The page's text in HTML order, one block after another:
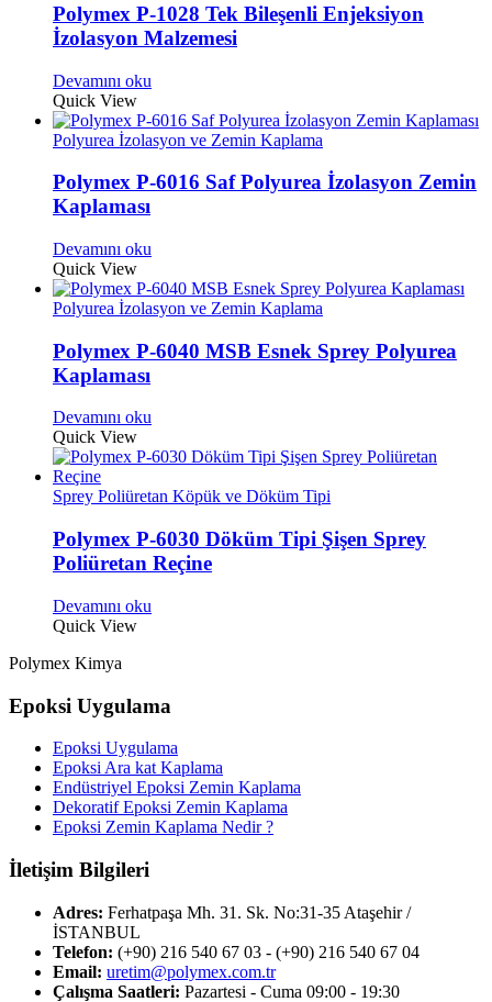
Polymex P-1028 Tek Bileşenli Enjeksiyon
İzolasyon Malzemesi
Devamını oku
Quick View
Polyurea İzolasyon ve Zemin Kaplama
Polymex P-6016 Saf Polyurea İzolasyon Zemin
Kaplaması
Devamını oku
Quick View
Polyurea İzolasyon ve Zemin Kaplama
Polymex P-6040 MSB Esnek Sprey Polyurea
Kaplaması
Devamını oku
Quick View
Sprey Poliüretan Köpük ve Döküm Tipi
Polymex P-6030 Döküm Tipi Şişen Sprey
Poliüretan Reçine
Devamını oku
Quick View
Polymex Kimya
Epoksi Uygulama
Epoksi Uygulama
Epoksi Ara kat Kaplama
Endüstriyel Epoksi Zemin Kaplama
Dekoratif Epoksi Zemin Kaplama
Epoksi Zemin Kaplama Nedir ?
İletişim Bilgileri
Adres: Ferhatpaşa Mh. 31. Sk. No:31-35 Ataşehir /
İSTANBUL
Telefon: (+90) 216 540 67 03 - (+90) 216 540 67 04
Email: uretim@polymex.com.tr
Çalışma Saatleri: Pazartesi - Cuma 09:00 - 19:30